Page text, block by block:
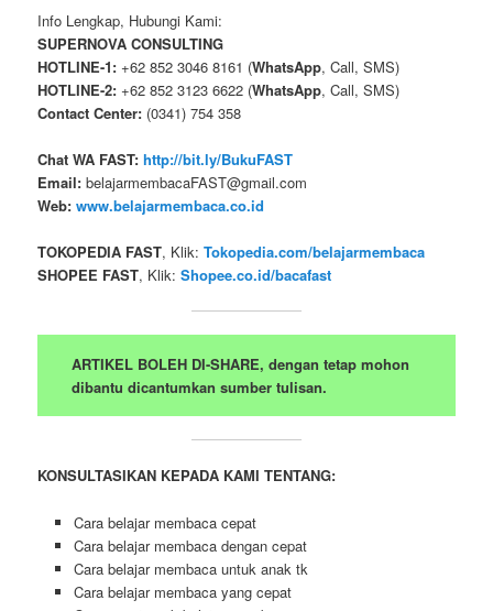
Info Lengkap, Hubungi Kami:
SUPERNOVA CONSULTING
HOTLINE-1: +62 852 3046 8161 (WhatsApp, Call, SMS)
HOTLINE-2: +62 852 3123 6622 (WhatsApp, Call, SMS)
Contact Center: (0341) 754 358
Chat WA FAST: http://bit.ly/BukuFAST
Email: belajarmembacaFAST@gmail.com
Web: www.belajarmembaca.co.id
TOKOPEDIA FAST, Klik:Tokopedia.com/belajarmembaca
SHOPEE FAST, Klik:Shopee.co.id/bacafast
ARTIKEL BOLEH DI-SHARE, dengan tetap mohon
dibantu dicantumkan sumber tulisan.
KONSULTASIKAN KEPADA KAMI TENTANG:
Cara belajar membaca cepat
Cara belajar membaca dengan cepat
Cara belajar membaca untuk anak tk
Cara belajar membaca yang cepat